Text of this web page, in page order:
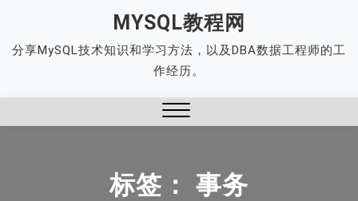
content
MYSQL教程网
分享MySQL技术知识和学习方法，以及DBA数据工程师的工
作经历。
标签： 事务